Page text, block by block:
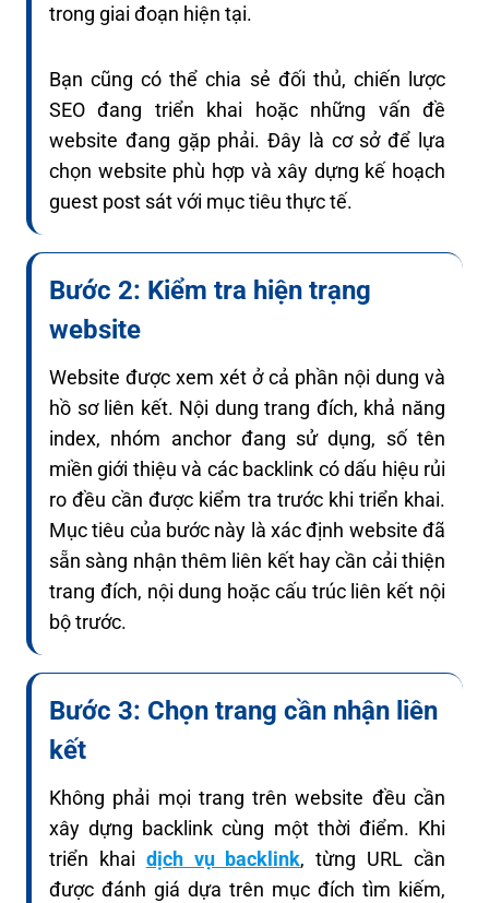
trong giai đoạn hiện tại.
Bạn cũng có thể chia sẻ đối thủ, chiến lược
SEO đang triển khai hoặc những vấn đề
website đang gặp phải. Đây là cơ sở để lựa
chọn website phù hợp và xây dựng kế hoạch
guest post sát với mục tiêu thực tế.
Bước 2: Kiểm tra hiện trạng
website
Website được xem xét ở cả phần nội dung và
hồ sơ liên kết. Nội dung trang đích, khả năng
index, nhóm anchor đang sử dụng, số tên
miền giới thiệu và các backlink có dấu hiệu rủi
ro đều cần được kiểm tra trước khi triển khai.
Mục tiêu của bước này là xác định website đã
sẵn sàng nhận thêm liên kết hay cần cải thiện
trang đích, nội dung hoặc cấu trúc liên kết nội
bộ trước.
Bước 3: Chọn trang cần nhận liên
kết
Không phải mọi trang trên website đều cần
xây dựng backlink cùng một thời điểm. Khi
triển khai dịch vụ backlink, từng URL cần
được đánh giá dựa trên mục đích tìm kiếm,